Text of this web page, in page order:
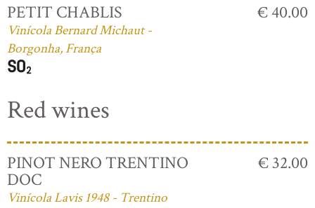
PETIT CHABLIS
Vinícola Bernard Michaut -
Borgonha, França
€ 40.00
Red wines
PINOT NERO TRENTINO
DOC
Vinícola Lavis 1948 - Trentino
€ 32.00